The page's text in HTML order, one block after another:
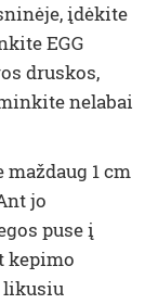
įdėkite
EGG
druskos,
nelabai
1 cm
jo
puse į
kepimo
likusiu